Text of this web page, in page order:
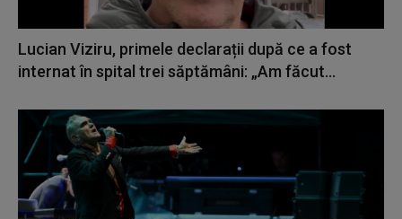
Lucian Viziru, primele declarații după ce a fost
internat în spital trei săptămâni: „Am făcut...